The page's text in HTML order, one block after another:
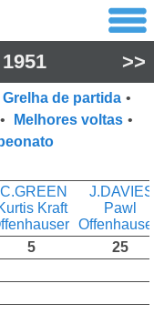
>>
Grelha de partida •
• Melhores voltas •
C.GREEN
Kraft
J.DAVIES
Pawl
5
25